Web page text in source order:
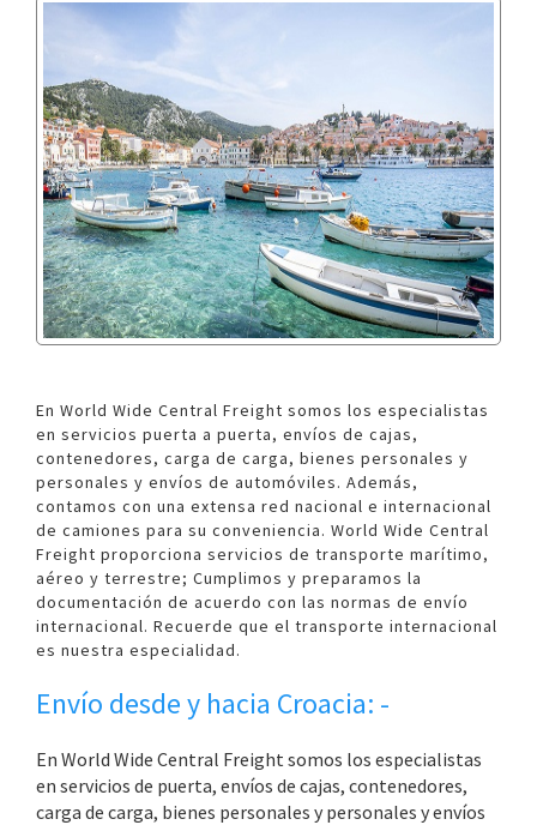
En World Wide Central Freight somos los especialistas
en servicios puerta a puerta, envíos de cajas,
contenedores, carga de carga, bienes personales y
personales y envíos de automóviles. Además,
contamos con una extensa red nacional e internacional
de camiones para su conveniencia. World Wide Central
Freight proporciona servicios de transporte marítimo,
aéreo y terrestre; Cumplimos y preparamos la
documentación de acuerdo con las normas de envío
internacional. Recuerde que el transporte internacional
es nuestra especialidad.
Envío desde y hacia Croacia: -
En World Wide Central Freight somos los especialistas
en servicios de puerta, envíos de cajas, contenedores,
carga de carga, bienes personales y personales y envíos